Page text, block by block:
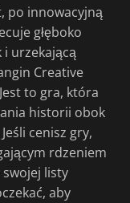
po innowacyjną
głęboko
i urzekającą
Creative
to gra, która
historii obok
cenisz gry,
rdzeniem
listy
aby